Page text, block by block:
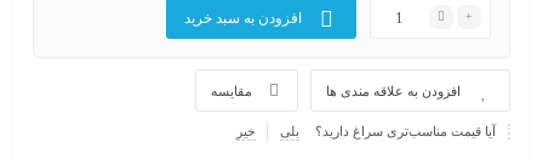
افزودن به سبد خرید
مقایسه افزودن به علاقه مندی ها
آیا قیمت مناسب‌تری سراغ دارید؟ بلی خیر